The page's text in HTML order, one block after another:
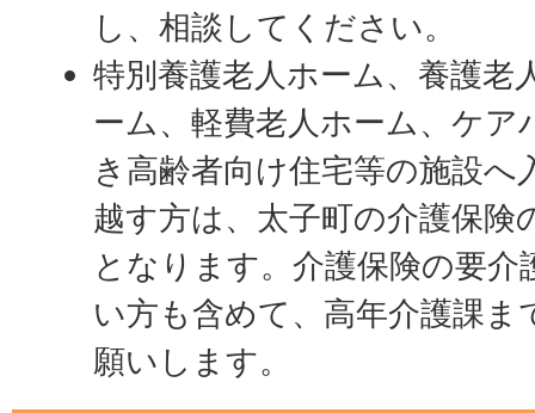
し、相談してください。
特別養護老人ホーム、養護老
ーム、軽費老人ホーム、ケ
き高齢者向け住宅等の施設
越す方は、太子町の介護保険
となります。介護保険の要
い方も含めて、高年介護課
願いします。